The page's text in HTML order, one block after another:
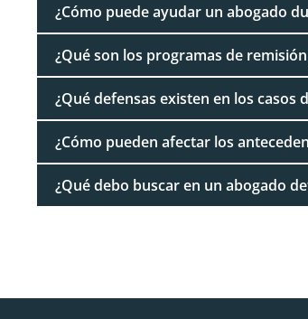
¿Cómo puede ayudar un abogado
¿Qué son los programas de
¿Qué defensas existen en los casos
¿Cómo pueden afectar los
¿Qué debo buscar en un abogado